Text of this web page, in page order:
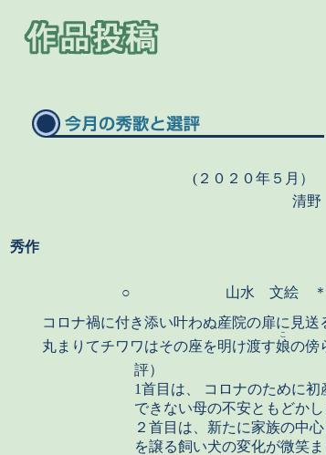
(２０２０年５月
清野
秀作
○
山水 文絵 ＊
コロナ禍に付き添い叶わぬ産院の扉に見送
丸まりてチワワはその座を明け渡す娘
こ
の傍
評）
1首目は、 コロナのために
できない母の不安ともどかし
２首目は、新たに家族の中
を譲る飼い犬の変化が微笑